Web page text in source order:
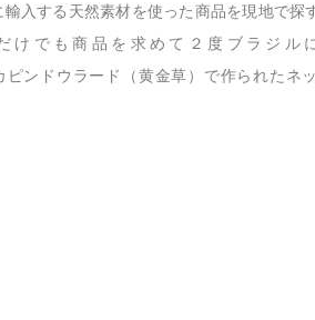
入する天然素材を使った商品を現地で探
けでも商品を求めて２度ブラジル
ピンドウラード（黄金草）で作られたネ